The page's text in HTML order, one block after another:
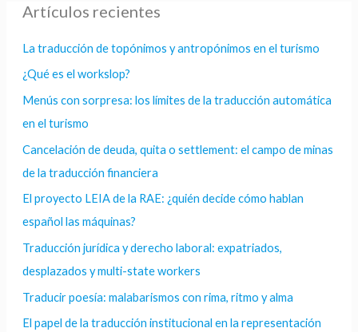
Artículos recientes
La traducción de topónimos y antropónimos en el turismo
¿Qué es el workslop?
Menús con sorpresa: los límites de la traducción automática
en el turismo
Cancelación de deuda, quita o settlement: el campo de minas
de la traducción financiera
El proyecto LEIA de la RAE: ¿quién decide cómo hablan
español las máquinas?
Traducción jurídica y derecho laboral: expatriados,
desplazados y multi-state workers
Traducir poesía: malabarismos con rima, ritmo y alma
El papel de la traducción institucional en la representación